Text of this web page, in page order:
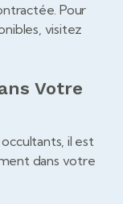
Pour
visitez
Votre
il est
dans votre